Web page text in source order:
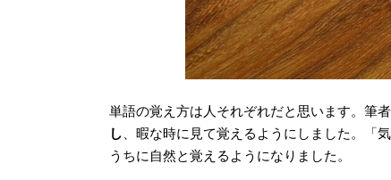
単語の覚え方は人それぞれだと思います。筆
し 、暇な時に見て覚えるようにしました。「
うちに自然と覚えるようになりました。